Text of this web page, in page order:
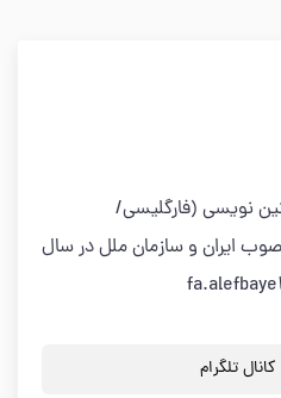
نویسی (فارگلیسی/
ایران و سازمان ملل در سال
تلگرام